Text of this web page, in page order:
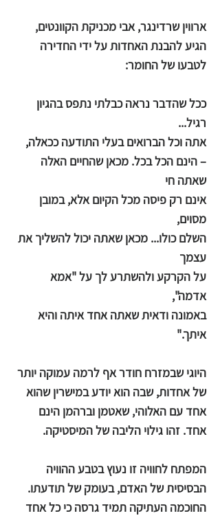
ארווין שרדינגר, אבי מכניקת הקוונטים,
הגיע להבנת האחדות על ידי החדירה
לטבעו של החומר:
ככל שהדבר נראה כבלתי נתפס בהגיון
רגיל...
אתה וכל הברואים בעלי התודעה ככאלה,
– הינם הכל בכל. מכאן שהחיים האלה
שאתה חי
אינם רק פיסה מכל הקיום אלא, במובן
מסוים,
השלם כולו... מכאן שאתה יכול להשליך את
עצמך
על הקרקע ולהשתרע לך על "אמא
אדמה",
באמונה ודאית שאתה אחד איתה והיא
איתך."
היוגי שבמזרח חודר אף לרמה עמוקה יותר
של אחדות, שבה הוא יודע במישרין שהוא
אחד עם האלוהי, שאטמן וברהמן הינם
אחד. זהו גילוי הליבה של המיסטיקה.
המפתח לחוויה זו נעוץ בטבע ההוויה
הבסיסית של האדם, בעומק של תודעתו.
החוכמה העתיקה תמיד גרסה כי כל אחד